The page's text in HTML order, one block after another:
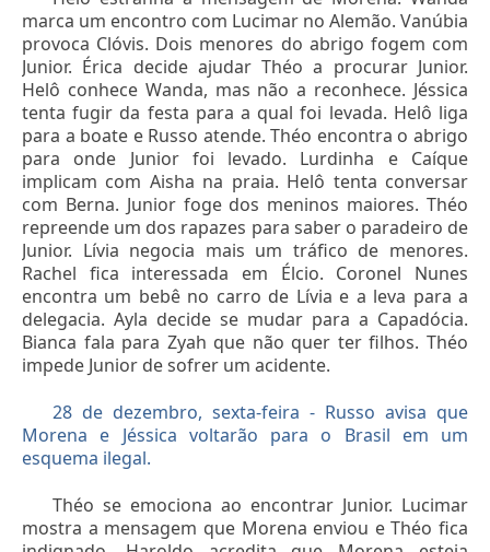
marca um encontro com Lucimar no Alemão. Vanúbia
provoca Clóvis. Dois menores do abrigo fogem com
Junior. Érica decide ajudar Théo a procurar Junior.
Helô conhece Wanda, mas não a reconhece. Jéssica
tenta fugir da festa para a qual foi levada. Helô liga
para a boate e Russo atende. Théo encontra o abrigo
para onde Junior foi levado. Lurdinha e Caíque
implicam com Aisha na praia. Helô tenta conversar
com Berna. Junior foge dos meninos maiores. Théo
repreende um dos rapazes para saber o paradeiro de
Junior. Lívia negocia mais um tráfico de menores.
Rachel fica interessada em Élcio. Coronel Nunes
encontra um bebê no carro de Lívia e a leva para a
delegacia. Ayla decide se mudar para a Capadócia.
Bianca fala para Zyah que não quer ter filhos. Théo
impede Junior de sofrer um acidente.
28 de dezembro, sexta-feira - Russo avisa que
Morena e Jéssica voltarão para o Brasil em um
esquema ilegal.
Théo se emociona ao encontrar Junior. Lucimar
mostra a mensagem que Morena enviou e Théo fica